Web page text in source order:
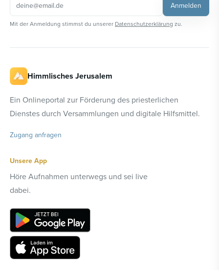
Anmelden
Mit der Anmeldung stimmst du unserer Datenschutzerklärung zu.
Himmlisches Jerusalem
Ein Onlineportal zur Förderung des priesterlichen
Dienstes durch Versammlungen und digitale Hilfsmittel.
Zugang anfragen
Unsere App
Höre Aufnahmen unterwegs und sei live
dabei.